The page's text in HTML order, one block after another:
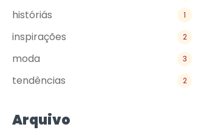
históriás 1
inspirações 2
moda 3
tendências 2
Arquivo